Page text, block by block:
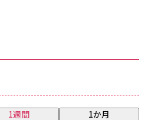
1週間 1か月